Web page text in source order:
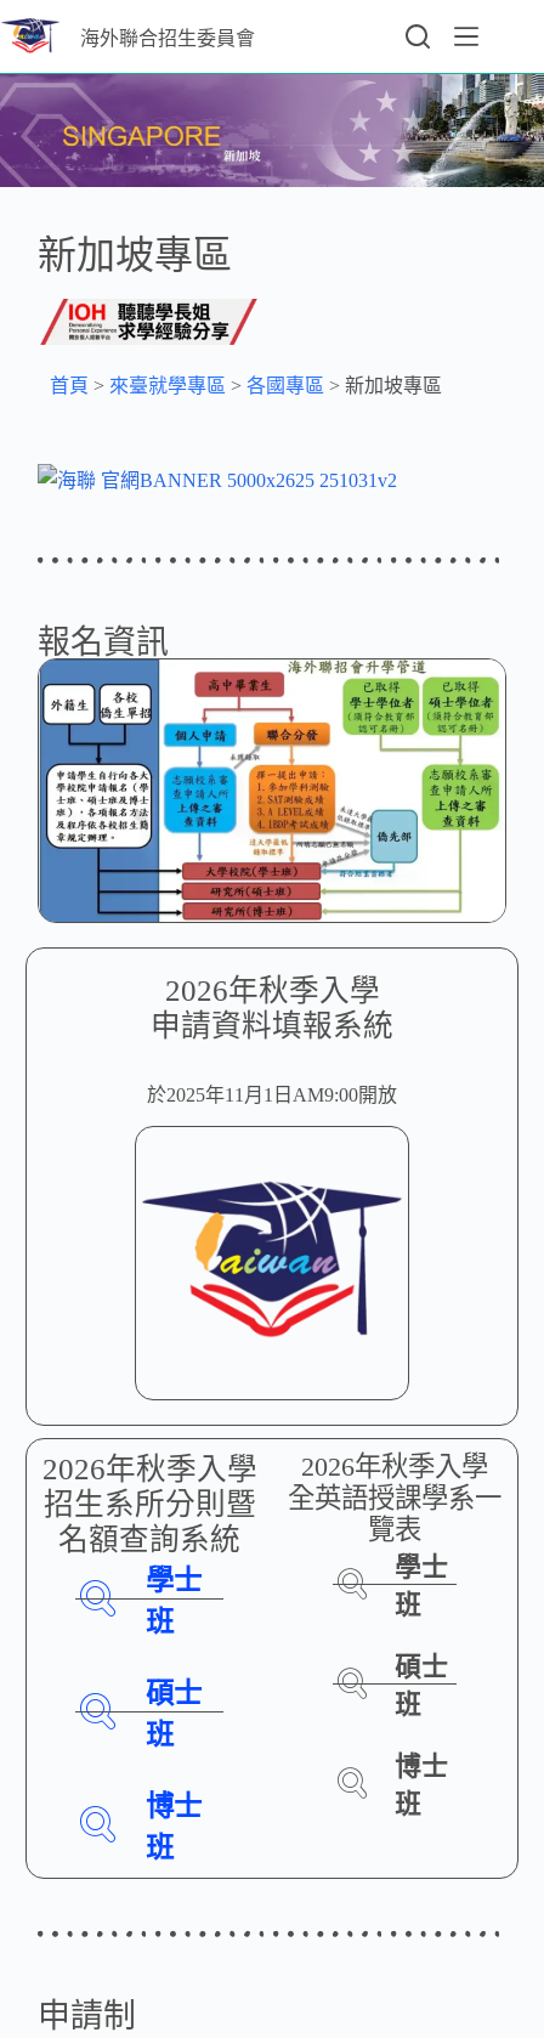
海外聯合招生委員會
新加坡專區
首頁 > 來臺就學專區 >各國專區 >新加坡專區
報名資訊
2026年秋季入學
申請資料填報系統
於2025年11月1日AM9:00開放
2026年秋季入學
招生系所分則暨
名額查詢系統
學士
班
碩士
班
博士
班
2026年秋季入學
全英語授課學系一
覽表
學士
班
碩士
班
博士
班
申請制